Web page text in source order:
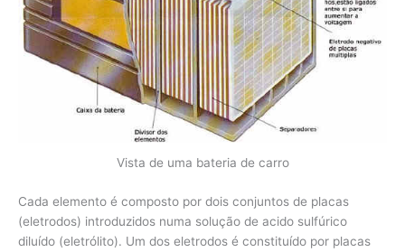
Vista de uma bateria de carro
Cada elemento é composto por dois conjuntos de placas
(eletrodos) introduzidos numa solução de acido sulfúrico
diluído (eletrólito). Um dos eletrodos é constituído por placas